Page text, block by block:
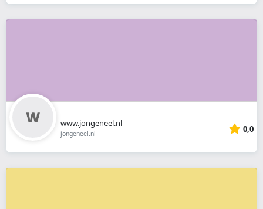
www.jongeneel.nl
jongeneel.nl 0,0